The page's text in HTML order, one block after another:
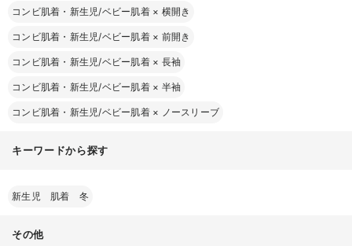
コンビ肌着・新生児/ベビー肌着 × 横開き
コンビ肌着・新生児/ベビー肌着 × 前開き
コンビ肌着・新生児/ベビー肌着 × 長袖
コンビ肌着・新生児/ベビー肌着 × 半袖
コンビ肌着・新生児/ベビー肌着 × ノースリーブ
キーワードから探す
新生児 肌着 冬
その他